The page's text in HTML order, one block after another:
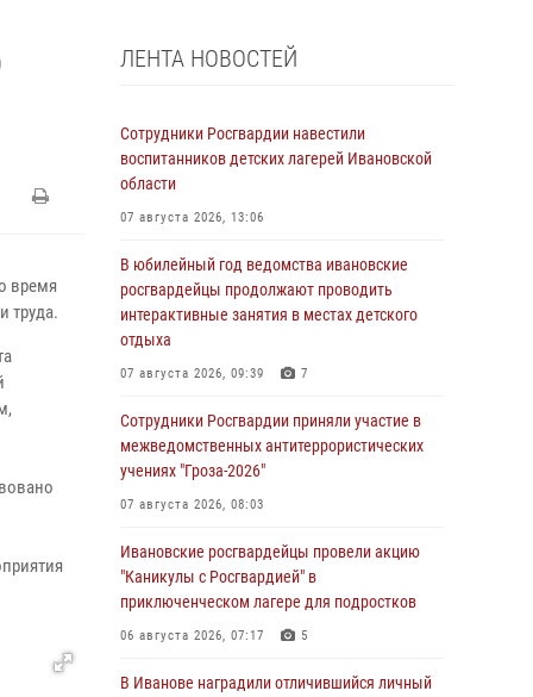
время
труда.
ЛЕНТА НОВОСТЕЙ
Сотрудники Росгвардии навестили
воспитанников детских лагерей Ивановской
области
07 августа 2026, 13:06
В юбилейный год ведомства ивановские
росгвардейцы продолжают проводить
интерактивные занятия в местах детского
отдыха
07 августа 2026, 09:39 7
Сотрудники Росгвардии приняли участие в
межведомственных антитеррористических
учениях "Гроза-2026"
07 августа 2026, 08:03
Ивановские росгвардейцы провели акцию
"Каникулы с Росгвардией" в
приключенческом лагере для подростков
06 августа 2026, 07:17 5
В Иванове наградили отличившийся личный